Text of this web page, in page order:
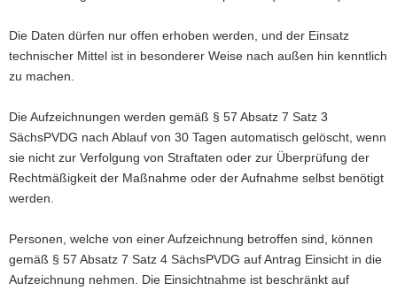
Die Daten dürfen nur offen erhoben werden, und der Einsatz
technischer Mittel ist in besonderer Weise nach außen hin kenntlich
zu machen.
Die Aufzeichnungen werden gemäß § 57 Absatz 7 Satz 3
SächsPVDG nach Ablauf von 30 Tagen automatisch gelöscht, wenn
sie nicht zur Verfolgung von Straftaten oder zur Überprüfung der
Rechtmäßigkeit der Maßnahme oder der Aufnahme selbst benötigt
werden.
Personen, welche von einer Aufzeichnung betroffen sind, können
gemäß § 57 Absatz 7 Satz 4 SächsPVDG auf Antrag Einsicht in die
Aufzeichnung nehmen. Die Einsichtnahme ist beschränkt auf